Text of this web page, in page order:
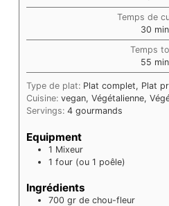
Temps de
30 min
Temps
55 min
Type de plat: Plat complet, Plat
Cuisine: vegan, Végétalienne,
Servings: 4 gourmands
Equipment
1 Mixeur
1 four (ou 1 poêle)
Ingrédients
700 gr de chou-fleur